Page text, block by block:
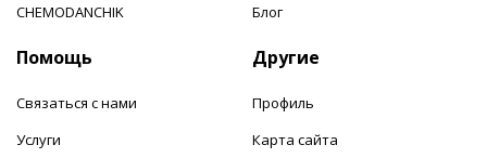
CHEMODANCHIK
Блог
Помощь
Связаться с нами
Услуги
Другие
Профиль
Карта сайта